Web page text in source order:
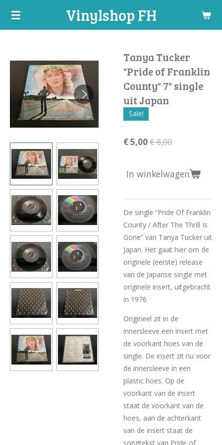
Ga
hoofdinhoud
Vinylshop FH
Tanya Tucker
"Pride of Franklin
County" 7" single
uit Japan
Sale!
€ 5,00€ 8,00
In winkelwagen
De single “Pride Of Franklin
County / After The Thrill Is
Gone” van Tanya Tucker uit
Japan. Het gaat hier om de
originele (eerste) release
van de Japanse single met
originele insert, uitgebracht
in 1976.
Origineel zit in de
innersleeve een insert met
de voorkant hoes van de
single. De insert zit nu voor
de innersleeve in een
plastic hoes. Op de
voorkant van de insert
staat de voorkant van de
hoes, aan de achterkant
van de insert staat de
songtekst van Pride of